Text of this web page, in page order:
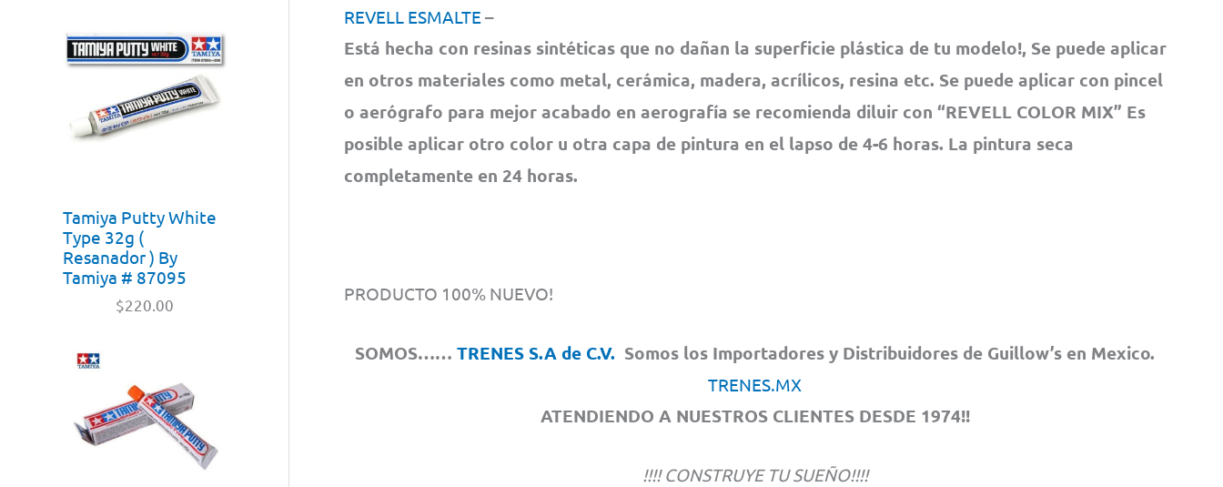
Tamiya Putty White
Type 32g (
Resanador ) By
Tamiya # 87095
$220.00
REVELL ESMALTE–
Está hecha con resinas sintéticas que no dañan la superficie plástica de tu modelo!, Se puede aplicar
en otros materiales como metal, cerámica, madera, acrílicos, resina etc. Se puede aplicar con pincel
o aerógrafo para mejor acabado en aerografía se recomienda diluir con “REVELL COLOR MIX” Es
posible aplicar otro color u otra capa de pintura en el lapso de 4-6 horas. La pintura seca
completamente en 24 horas.
PRODUCTO 100% NUEVO!
SOMOS……TRENES S.A de C.V. Somos los Importadores y Distribuidores de Guillow’s en Mexico.
TRENES.MX
ATENDIENDO A NUESTROS CLIENTES DESDE 1974!!
!!!! CONSTRUYE TU SUEÑO!!!!